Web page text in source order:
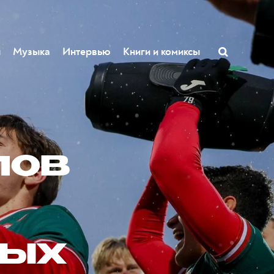
Музыка Интервью Книги и комиксы